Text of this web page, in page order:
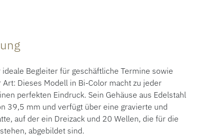
Begleiter für geschäftliche Termine sowie
Dieses Modell in Bi-Color macht zu jeder
perfekten Eindruck. Sein Gehäuse aus Edelstahl
39,5 mm und verfügt über eine gravierte und
auf der ein Dreizack und 20 Wellen, die für die
abgebildet sind.